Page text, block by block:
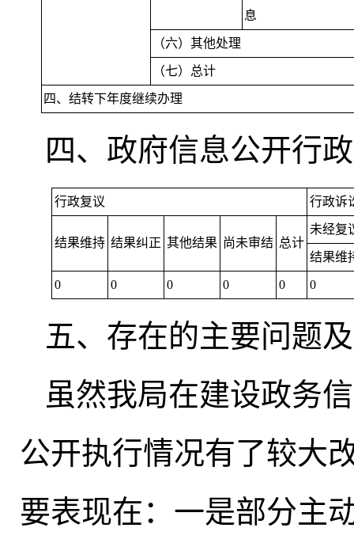
息
（六）其他处理
（七）总计
四、结转下年度继续办理
四、政府信息公开行
行政复议 行政诉
结果维持 结果纠正 其他结果 尚未审结 总计
未经复
结果维
0 0 0 0 0 0
五、存在的主要问题
虽然我局在建设政务
公开执行情况有了较大
要表现在：一是部分主